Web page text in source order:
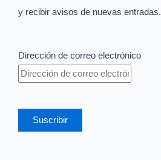
y recibir avisos de nuevas entradas.
Dirección de correo electrónico
Suscribir